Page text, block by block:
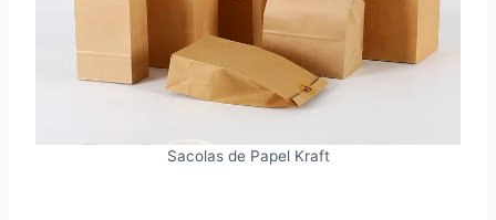
Sacolas de Papel Kraft